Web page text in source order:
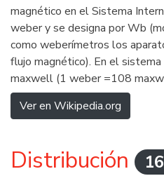
magnético en el Sistema
weber y se designa por Wb
como weberímetros los
flujo magnético). En el
maxwell (1 weber =108
Ver en Wikipedia.org
Distribución